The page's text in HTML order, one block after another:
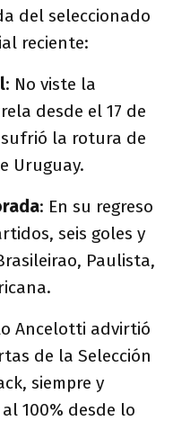
del seleccionado
reciente:
: No viste la
desde el 17 de
la rotura de
Uruguay.
: En su regreso
seis goles y
Paulista,
Ancelotti advirtió
de la Selección
siempre y
100% desde lo